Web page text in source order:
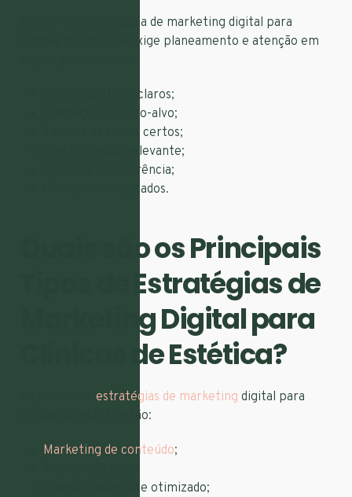
Definir uma estratégia de marketing digital para
clínicas de estética exige planeamento e atenção em
Defina objetivos claros;
Conheça o público-alvo;
Escolha os canais certos;
Crie conteúdo relevante;
Analise a concorrência;
Otimize os resultados.
Quais são os Principais
Tipos de Estratégias de
Marketing Digital para
Clínicas de Estética?
estratégias de marketing digital para
clínicas de estética são:
Marketing de conteúdo;
Criação de um site otimizado;